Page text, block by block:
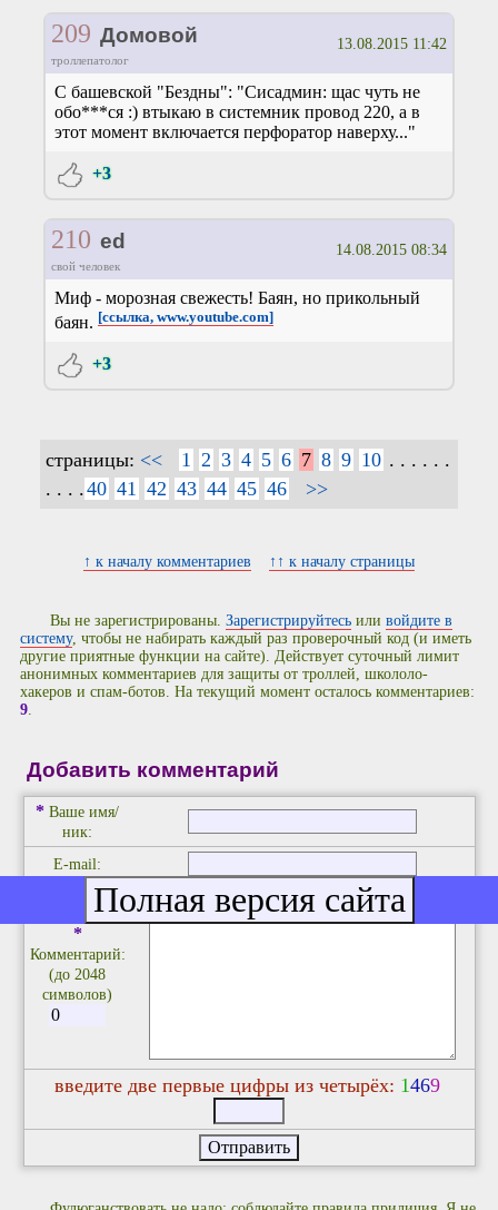
209 Домовой
троллепатолог
13.08.2015 11:42
С башевской "Бездны": "Сисадмин: щас чуть не
обо***ся :) втыкаю в системник провод 220, а в
этот момент включается перфоратор наверху..."
+3
210 ed
свой человек
14.08.2015 08:34
Миф - морозная свежесть! Баян, но прикольный
баян. [ссылка, www.youtube.com]
+3
страницы: << 1 2 3 4 5 6 7 8 9 10 . . . . . .
. . . .40 41 42 43 44 45 46 >>
↑ к началу комментариев ↑↑ к началу страницы
Вы не зарегистрированы.Зарегистрируйтесь иливойдите в
систему, чтобы не набирать каждый раз проверочный код (и иметь
другие приятные функции на сайте). Действует суточный лимит
анонимных комментариев для защиты от троллей, школоло-
хакеров и спам-ботов. На текущий момент осталось комментариев:
9.
Добавить комментарий
* Ваше имя/
ник:
E-mail:
*
Комментарий:
(до 2048
символов)
введите две первые цифры из четырёх: 1469